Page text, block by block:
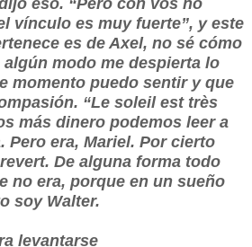
eso. “Pero con vos no
vínculo es muy fuerte”, y este
es de Axel, no sé cómo
modo me despierta lo
momento puedo sentir y que
“Le soleil est très
más dinero podemos leer a
Pero era, Mariel. Por cierto
De alguna forma todo
no era, porque en un sueño
soy Walter.
levantarse